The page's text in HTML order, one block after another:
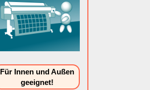
Für Innen und Außen
geeignet!